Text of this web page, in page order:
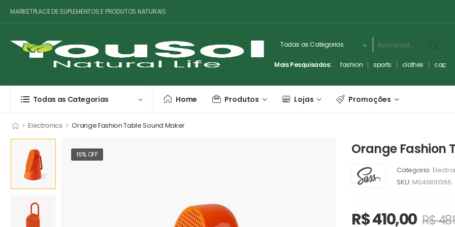
MARKETPLACE DE SUPLEMENTOS E PRODUTOS NATURAIS
Mais Pesquisados: fashion sports clothes
Todas as Categorias Home Produtos Lojas Promoções
> Electronics > Orange Fashion Table Sound Maker
16% OFF Orange Fashion
Categoria:
SKU: MS46891366
R$410,00 R$